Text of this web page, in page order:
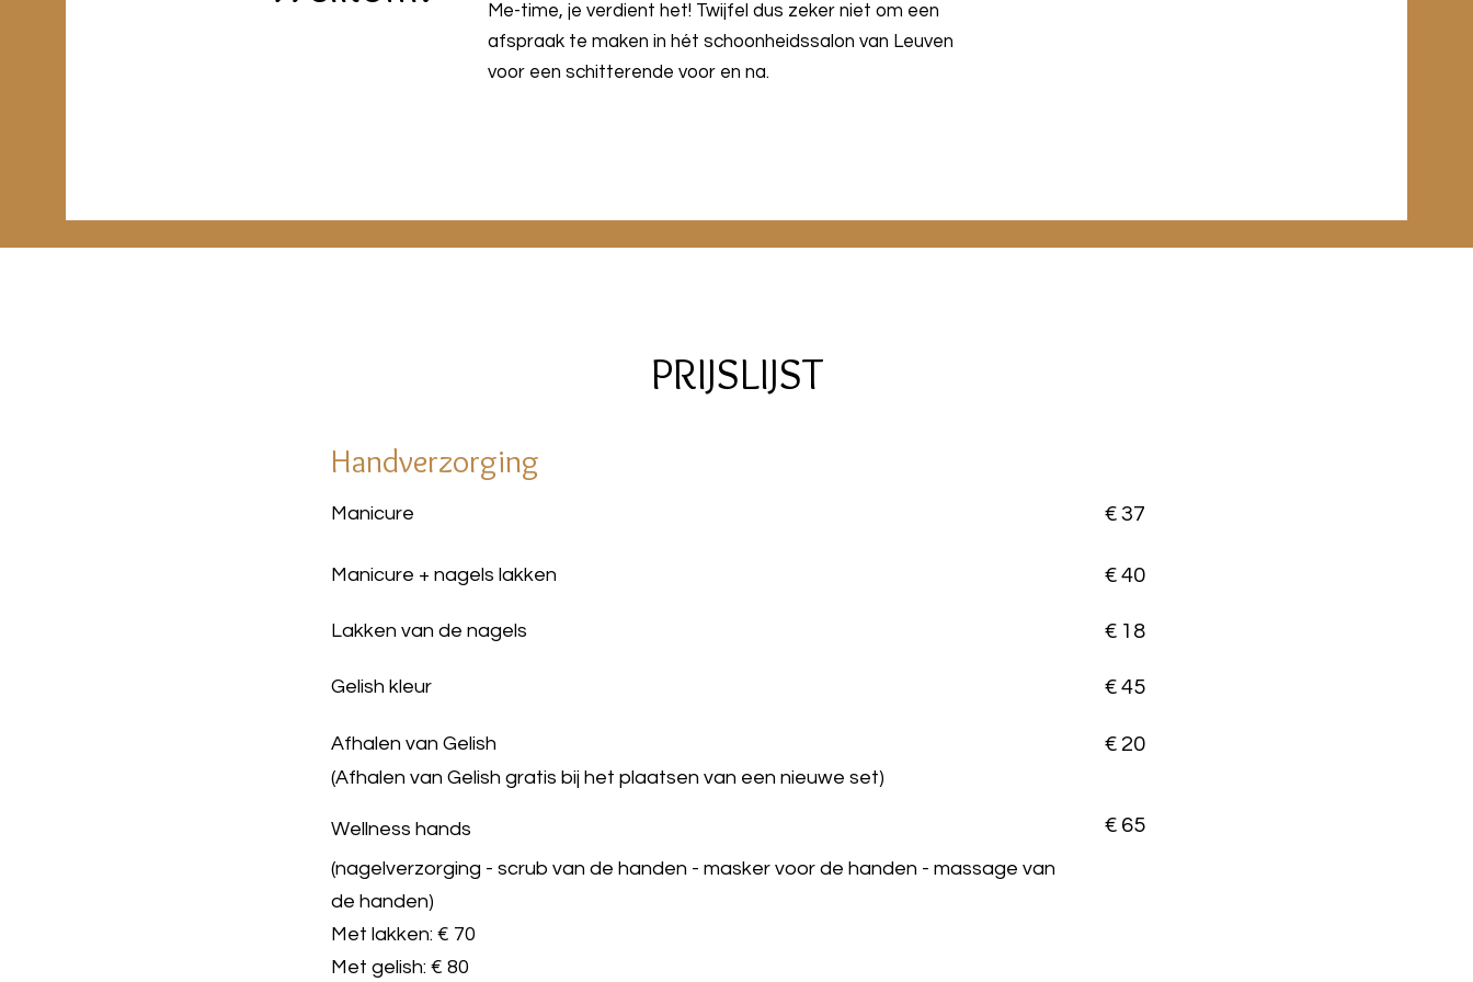
Me-time, je verdient het! Twijfel dus zeker niet om een
afspraak te maken in hét schoonheidssalon van Leuven
voor een schitterende voor en na.
PRIJSLIJST
Handverzorging
Manicure € 37
Manicure + nagels lakken € 40
Lakken van de nagels € 18
Gelish kleur € 45
Afhalen van Gelish € 20
(Afhalen van Gelish gratis bij het plaatsen van een nieuwe set)
Wellness hands € 65
(nagelverzorging - scrub van de handen - masker voor de handen - massage van
de handen)
Met lakken: € 70
Met gelish: € 80